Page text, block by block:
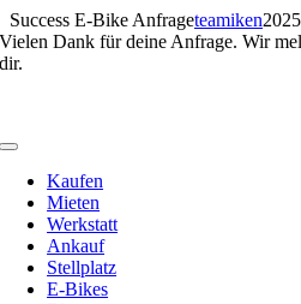
Zum
Inhalt
springen
Toggle
Navigation
Kaufen
Mieten
Werkstatt
Ankauf
Stellplatz
E-Bikes
Success E-Bike Anfrageteamiken
Vielen Dank für deine Anfrage. Wir
dir.